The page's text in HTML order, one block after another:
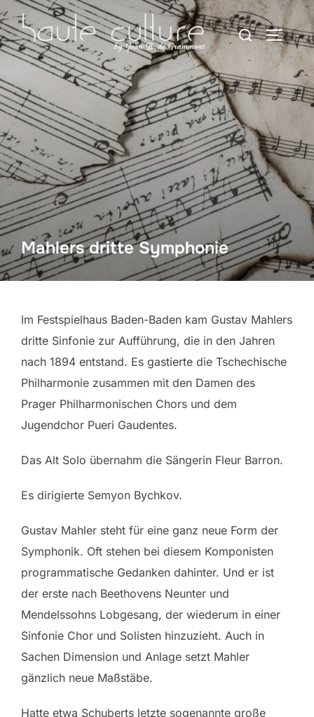
Zum
Inhalt
springen
Suchen
nach:
Mahlers dritte Symphonie
Im Festspielhaus Baden-Baden kam Gustav Mahlers
dritte Sinfonie zur Aufführung, die in den Jahren
nach 1894 entstand. Es gastierte die Tschechische
Philharmonie zusammen mit den Damen des
Prager Philharmonischen Chors und dem
Jugendchor Pueri Gaudentes.
Das Alt Solo übernahm die Sängerin Fleur Barron.
Es dirigierte Semyon Bychkov.
Gustav Mahler steht für eine ganz neue Form der
Symphonik. Oft stehen bei diesem Komponisten
programmatische Gedanken dahinter. Und er ist
der erste nach Beethovens Neunter und
Mendelssohns Lobgesang, der wiederum in einer
Sinfonie Chor und Solisten hinzuzieht. Auch in
Sachen Dimension und Anlage setzt Mahler
gänzlich neue Maßstäbe.
Hatte etwa Schuberts letzte sogenannte große